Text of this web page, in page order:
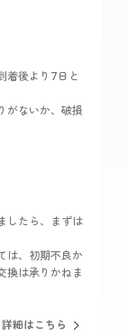
着後より7日と
がないか、破損
したら、まずは
は、初期不良か
換は承りかねま
詳細はこちら